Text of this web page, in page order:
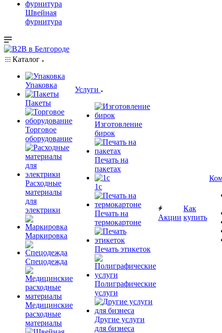
Швейная
фурнитура
Каталог
Упаковка
Пакеты
Торговое
оборудование
Расходные
материалы
для
электрики
Маркировка
Спецодежда
Медицинские
расходные
материалы
Услуги
Изготовление
бирок
Печать на
пакетах
1c
Печать на
термокартоне
Печать этикеток
Полиграфические
услуги
Другие услуги
для бизнеса
Акции
Как
купить